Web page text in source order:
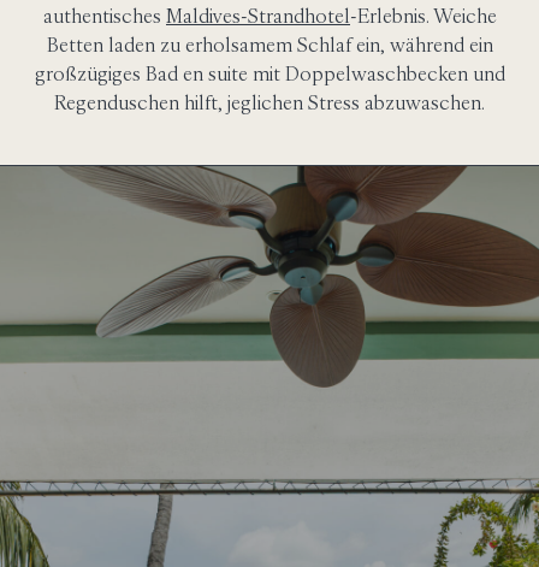
authentisches Maldives-Strandhotel-Erlebnis. Weiche
Betten laden zu erholsamem Schlaf ein, während ein
großzügiges Bad en suite mit Doppelwaschbecken und
Regenduschen hilft, jeglichen Stress abzuwaschen.